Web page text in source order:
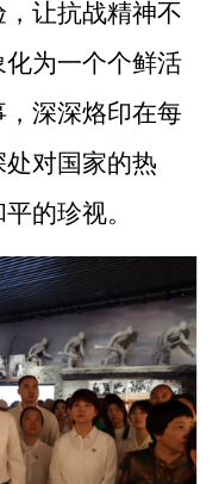
让抗战精神不
为一个个鲜活
深深烙印在每
对国家的热
的珍视。